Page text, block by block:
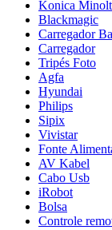
Konica
Blackmagic
Carregador
Carregador
Tripés Foto
Agfa
Hyundai
Philips
Sipix
Vivistar
Fonte
AV Kabel
Cabo Usb
iRobot
Bolsa
Controle